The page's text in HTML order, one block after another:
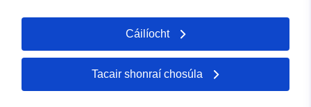
December 2025
Nuashonraithe ar data.europa.eu:
25 April 2026
Spásúil: Comhordanáidí: [ [ 7.8654,
Cáilíocht
Tacair shonraí chosúla